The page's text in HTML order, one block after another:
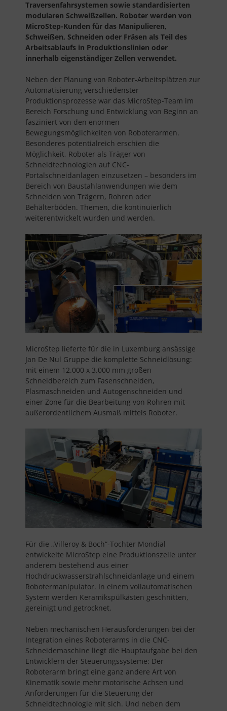
Traversenfahrsystemen sowie standardisierten
modularen Schweißzellen. Roboter werden von
MicroStep-Kunden für das Manipulieren,
Schweißen, Schneiden oder Fräsen als Teil des
Arbeitsablaufs in Produktionslinien oder
innerhalb eigenständiger Zellen verwendet.
Neben der Planung von Roboter-Arbeitsplätzen zur
Automatisierung verschiedenster
Produktionsprozesse war das MicroStep-Team im
Bereich Forschung und Entwicklung von Beginn an
fasziniert von den enormen
Bewegungsmöglichkeiten von Roboterarmen.
Besonderes potentialreich erschien die
Möglichkeit, Roboter als Träger von
Schneidtechnologien auf CNC-
Portalschneidanlagen einzusetzen – besonders im
Bereich von Baustahlanwendungen wie dem
Schneiden von Trägern, Rohren oder
Behälterböden. Themen, die kontinuierlich
weiterentwickelt wurden und werden.
MicroStep lieferte für die in Luxemburg ansässige
Jan De Nul Gruppe die komplette Schneidlösung:
mit einem 12.000 x 3.000 mm großen
Schneidbereich zum Fasenschneiden,
Plasmaschneiden und Autogenschneiden und
einer Zone für die Bearbeitung von Rohren mit
außerordentlichem Ausmaß mittels Roboter.
Für die „Villeroy & Boch“-Tochter Mondial
entwickelte MicroStep eine Produktionszelle unter
anderem bestehend aus einer
Hochdruckwasserstrahlschneidanlage und einem
Robotermanipulator. In einem vollautomatischen
System werden Keramikspülkästen geschnitten,
gereinigt und getrocknet.
Neben mechanischen Herausforderungen bei der
Integration eines Roboterarms in die CNC-
Schneidemaschine liegt die Hauptaufgabe bei den
Entwicklern der Steuerungssysteme: Der
Roboterarm bringt eine ganz andere Art von
Kinematik sowie mehr motorische Achsen und
Anforderungen für die Steuerung der
Schneidtechnologie mit sich. Und neben dem